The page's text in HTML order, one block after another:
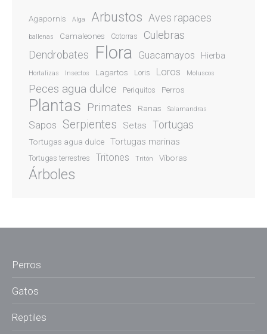
Agapornis Alga Arbustos Aves rapaces
ballenas Camaleones Cotorras Culebras
Dendrobates Flora Guacamayos Hierba
Hortalizas Insectos Lagartos Loris Loros Moluscos
Peces agua dulce Periquitos Perros
Plantas Primates Ranas Salamandras
Sapos Serpientes Setas Tortugas
Tortugas agua dulce Tortugas marinas
Tortugas terrestres Tritones Tritón Víboras
Árboles
Perros
Gatos
Reptiles